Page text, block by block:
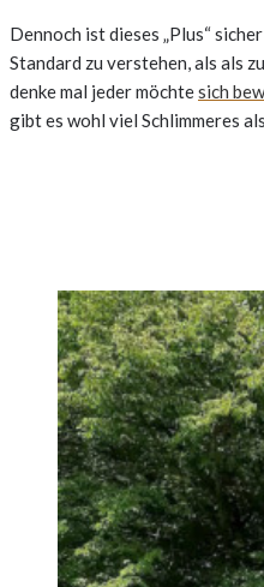
Dennoch ist dieses „Plus“
Standard zu verstehen, als als
denke mal jeder möchtesich
gibt es wohl viel Schlimmeres